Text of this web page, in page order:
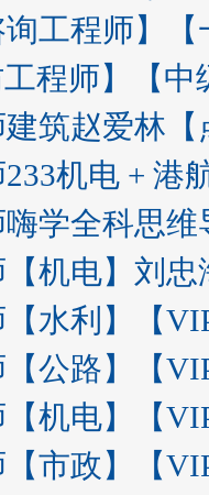
工程师】
程师】【中
筑赵爱林
机电 + 港
学全科思维
机电】刘忠
水利】【
公路】【
机电】【
市政】【